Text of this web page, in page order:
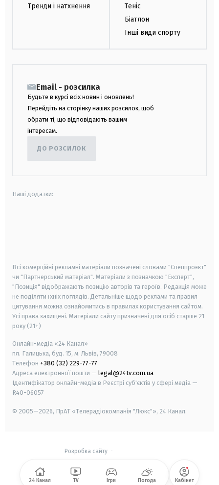
Тренди і натхнення
Теніс
Біатлон
Інші види спорту
Email - розсилка
Будьте в курсі всіх новин і оновлень!
Перейдіть на сторінку наших розсилок, щоб
обрати ті, що відповідають вашим
інтересам.
ДО РОЗСИЛОК
Наші додатки:
Всі комерційні рекламні матеріали позначені словами "Спецпроєкт"
чи "Партнерський матеріал". Матеріали з позначкою "Експерт",
"Позиція" відображають позицію авторів та героїв. Редакція може
не поділяти їхніх поглядів. Детальніше щодо реклами та правил
цитування можна ознайомитись в правилах користування сайтом.
Усі права захищені. Матеріали сайту призначені для осіб старше 21
року (21+)
Онлайн-медіа «24 Канал»
пл. Галицька, буд. 15, м. Львів, 79008
Телефон +380 (32) 229-77-77
Адреса електронної пошти — legal@24tv.com.ua
Ідентифікатор онлайн-медіа в Реєстрі суб'єктів у сфері медіа —
R40-06057
© 2005—2026, ПрАТ «Телерадіокомпанія "Люкс"», 24 Канал.
Розробка сайту-
24 Канал TV Ігри Погода Кабінет